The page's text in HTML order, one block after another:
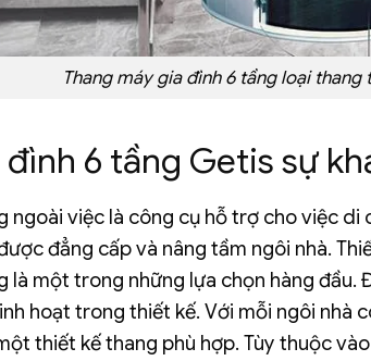
Thang máy gia đình 6 tầng loại thang
6 tầng Getis sự
ngoài việc là công cụ hỗ trợ cho việc di
đẳng cấp và nâng tầm ngôi nhà.
là một trong những lựa chọn hàng đầu.
hoạt trong thiết kế. Với mỗi ngôi nhà
thiết kế thang phù hợp. Tùy thuộc